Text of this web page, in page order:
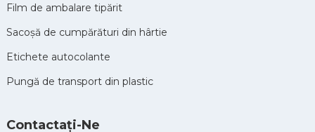
Film de ambalare tipărit
Sacoșă de cumpărături din hârtie
Etichete autocolante
Pungă de transport din plastic
Contactaţi-Ne